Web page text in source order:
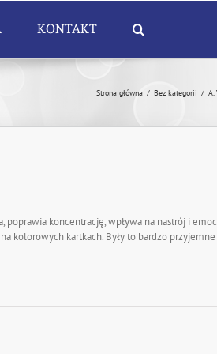
KONTAKT
Strona główna / Bez kategorii / A.
koncentrację, wpływa na nastrój i
kolorowych kartkach. Były to bardzo